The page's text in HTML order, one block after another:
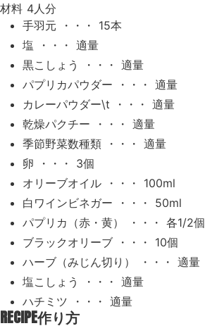
材料 4人分
手羽元 ・・・ 15本
塩 ・・・ 適量
黒こしょう ・・・ 適量
パプリカパウダー ・・・ 適量
カレーパウダー\t ・・・ 適量
乾燥パクチー ・・・ 適量
季節野菜数種類 ・・・ 適量
卵 ・・・ 3個
オリーブオイル ・・・ 100ml
白ワインビネガー ・・・ 50ml
パプリカ（赤・黄） ・・・ 各1/2個
ブラックオリーブ ・・・ 10個
ハーブ（みじん切り） ・・・ 適量
塩こしょう ・・・ 適量
ハチミツ ・・・ 適量
RECIPE作り方